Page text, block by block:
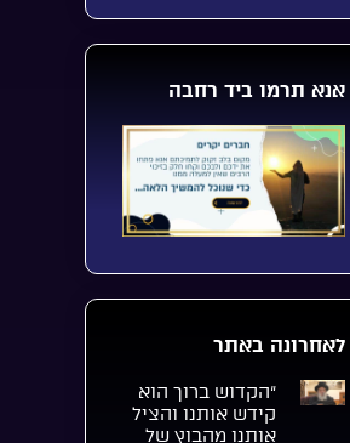
אנא תרמו ביד רחבה
לאחרונה באתר
“הקדוש ברוך הוא
קידש אותנו והציל
אותנו מהבוץ של